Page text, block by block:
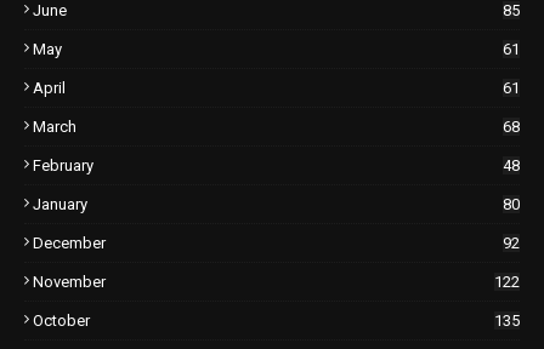
June 85
May 61
April 61
March 68
February 48
January 80
December 92
November 122
October 135